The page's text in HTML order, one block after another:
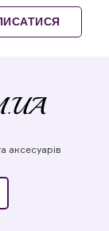
аксесуарів